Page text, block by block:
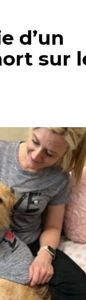
d’un
sur